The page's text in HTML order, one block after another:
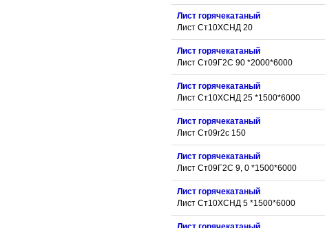
Лист горячекатаный
Лист Ст10ХСНД 20
Лист горячекатаный
Лист Ст09Г2С 90 *2000*6000
Лист горячекатаный
Лист Ст10ХСНД 25 *1500*6000
Лист горячекатаный
Лист Ст09г2с 150
Лист горячекатаный
Лист Ст09Г2С 9, 0 *1500*6000
Лист горячекатаный
Лист Ст10ХСНД 5 *1500*6000